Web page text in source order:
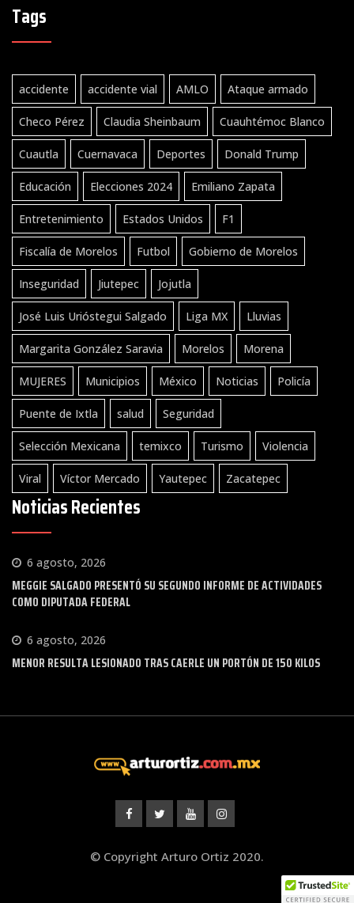
Tags
accidente accidente vial AMLO Ataque armado
Checo Pérez Claudia Sheinbaum Cuauhtémoc Blanco
Cuautla Cuernavaca Deportes Donald Trump
Educación Elecciones 2024 Emiliano Zapata
Entretenimiento Estados Unidos F1
Fiscalía de Morelos Futbol Gobierno de Morelos
Inseguridad Jiutepec Jojutla
José Luis Urióstegui Salgado Liga MX Lluvias
Margarita González Saravia Morelos Morena
MUJERES Municipios México Noticias Policía
Puente de Ixtla salud Seguridad
Selección Mexicana temixco Turismo Violencia
Viral Víctor Mercado Yautepec Zacatepec
Noticias Recientes
6 agosto, 2026
MEGGIE SALGADO PRESENTÓ SU SEGUNDO INFORME DE ACTIVIDADES
COMO DIPUTADA FEDERAL
6 agosto, 2026
MENOR RESULTA LESIONADO TRAS CAERLE UN PORTÓN DE 150 KILOS
© Copyright Arturo Ortiz 2020.